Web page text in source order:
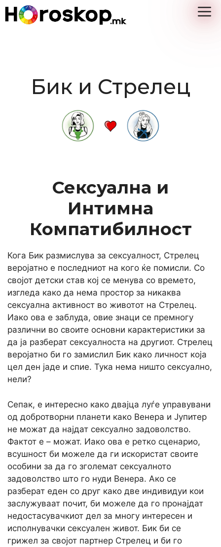
Skip
Бик и Стрелец
Сексуална и
Интимна
Компатибилност
Кога Бик размислува за сексуалност, Стрелец
веројатно е последниот на кого ќе помисли. Со
својот детски став кој се менува со времето,
изгледа како да нема простор за никаква
сексуална активност во животот на Стрелец.
Иако ова е заблуда, овие знаци се премногу
различни во своите основни карактеристики за
да ја разберат сексуалноста на другиот. Стрелец
веројатно би го замислил Бик како личност која
цел ден јаде и спие. Тука нема ништо сексуално,
нели?
Сепак, е интересно како двајца луѓе управувани
од добротворни планети како Венера и Јупитер
не можат да најдат сексуално задоволство.
Фактот е – можат. Иако ова е ретко сценарио,
всушност би можеле да ги искористат своите
особини за да го зголемат сексуалното
задоволство што го нуди Венера. Ако се
разберат еден со друг како две индивидуи кои
заслужуваат почит, би можеле да го пронајдат
недостасувачкиот дел за многу интересен и
исполнувачки сексуален живот. Бик би се
грижел за својот партнер Стрелец и би го